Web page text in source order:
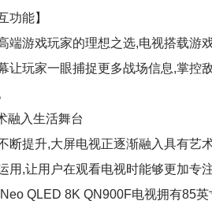
能】
游戏玩家的理想之选,电视搭载游
让玩家一眼捕捉更多战场信息,掌控
入生活舞台
提升,大屏电视正逐渐融入具有艺
用,让用户在观看电视时能够更加专
QLED 8K QN900F电视拥有85英